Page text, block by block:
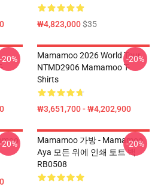
₩4,823,000$35
-20%
Mamamoo 2026 World Tour
NTMD2906 Mamamoo T-
Shirts
₩3,651,700 - ₩4,202,900
-20%
-20%
Mamamoo 가방 - Mamamoo
Aya 모든 위에 인쇄 토트 백
RB0508
-20%